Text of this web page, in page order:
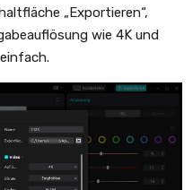
„Exportieren“,
wie 4K und